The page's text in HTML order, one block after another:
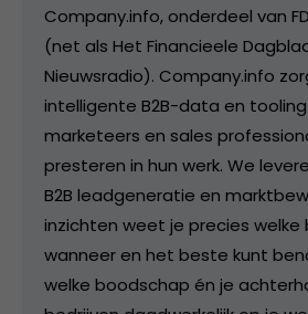
Company.info, onderdeel van
(net als Het Financieele
Nieuwsradio). Company.info
intelligente B2B-data en
marketeers en sales
presteren in hun werk. We
B2B leadgeneratie en
inzichten weet je precies welke
wanneer en het beste kunt
welke boodschap én je